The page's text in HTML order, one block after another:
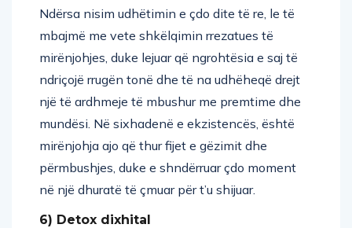
Ndërsa nisim udhëtimin e çdo dite të re, le të
mbajmë me vete shkëlqimin rrezatues të
mirënjohjes, duke lejuar që ngrohtësia e saj të
ndriçojë rrugën tonë dhe të na udhëheqë drejt
një të ardhmeje të mbushur me premtime dhe
mundësi. Në sixhadenë e ekzistencës, është
mirënjohja ajo që thur fijet e gëzimit dhe
përmbushjes, duke e shndërruar çdo moment
në një dhuratë të çmuar për t’u shijuar.
6) Detox dixhital